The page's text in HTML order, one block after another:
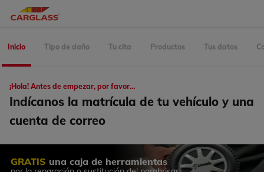
Inicio Tipo de daño Tu cita Productos Tus datos
¡Hola! Antes de empezar, por favor…
Indícanos la matrícula de tu vehículo y una
cuenta de correo
GRATIS una caja de herramientas